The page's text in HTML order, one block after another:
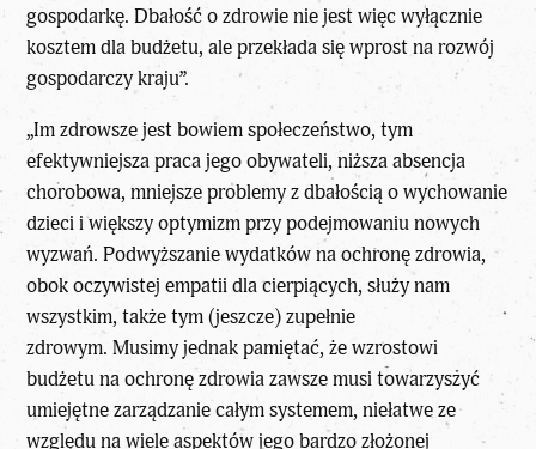
gospodarkę. Dbałość o zdrowie nie jest więc wyłącznie
kosztem dla budżetu, ale przekłada się wprost na rozwój
gospodarczy kraju”.
„Im zdrowsze jest bowiem społeczeństwo, tym
efektywniejsza praca jego obywateli, niższa absencja
chorobowa, mniejsze problemy z dbałością o wychowanie
dzieci i większy optymizm przy podejmowaniu nowych
wyzwań. Podwyższanie wydatków na ochronę zdrowia,
obok oczywistej empatii dla cierpiących, służy nam
wszystkim, także tym (jeszcze) zupełnie
zdrowym. Musimy jednak pamiętać, że wzrostowi
budżetu na ochronę zdrowia zawsze musi towarzyszyć
umiejętne zarządzanie całym systemem, niełatwe ze
względu na wiele aspektów jego bardzo złożonej